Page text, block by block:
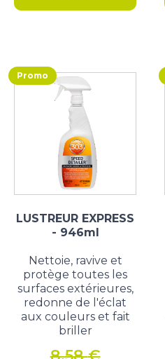
Promo
LUSTREUR EXPRESS
- 946ml
Nettoie, ravive et
protège toutes les
surfaces extérieures,
redonne de l'éclat
aux couleurs et fait
briller